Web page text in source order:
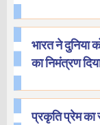
भारत ने दुनिया
का निमंत्रण
प्रकृति प्रेम का